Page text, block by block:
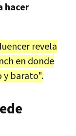
hacer
revela
en donde
y barato".